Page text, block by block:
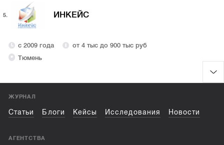
5. ИНКЕЙС
с 2009 года
от 4 тыс до 900 тыс руб
Тюмень
ЖУРНАЛ
Статьи Блоги Кейсы Исследования Новости
АГЕНТСТВА